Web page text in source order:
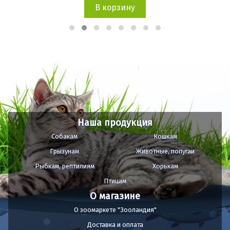
В корзину
Наша продукция
Собакам
Кошкам
Грызунам
Животные, попугаи
Рыбкам, рептилиям
Хорькам
Птицам
О магазине
О зоомаркете "Зооландия"
Доставка и оплата